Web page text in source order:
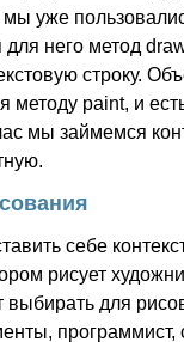
уже
него метод
строку.
методу paint, и
мы займемся
себе
рисует
выбирать для